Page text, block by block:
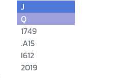
J
Q
1749
.A15
I612
2019